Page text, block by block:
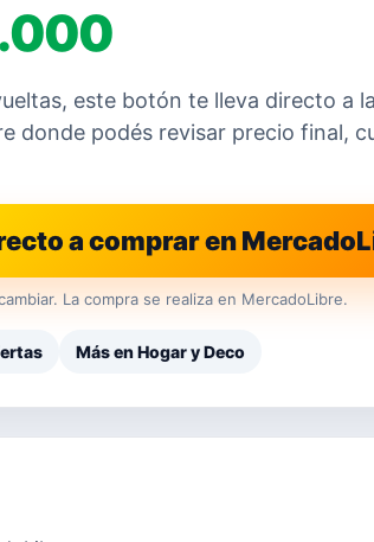
este botón te lleva directo a
donde podés revisar precio final,
a comprar en
La compra se realiza en MercadoLibre.
Más en Hogar y Deco